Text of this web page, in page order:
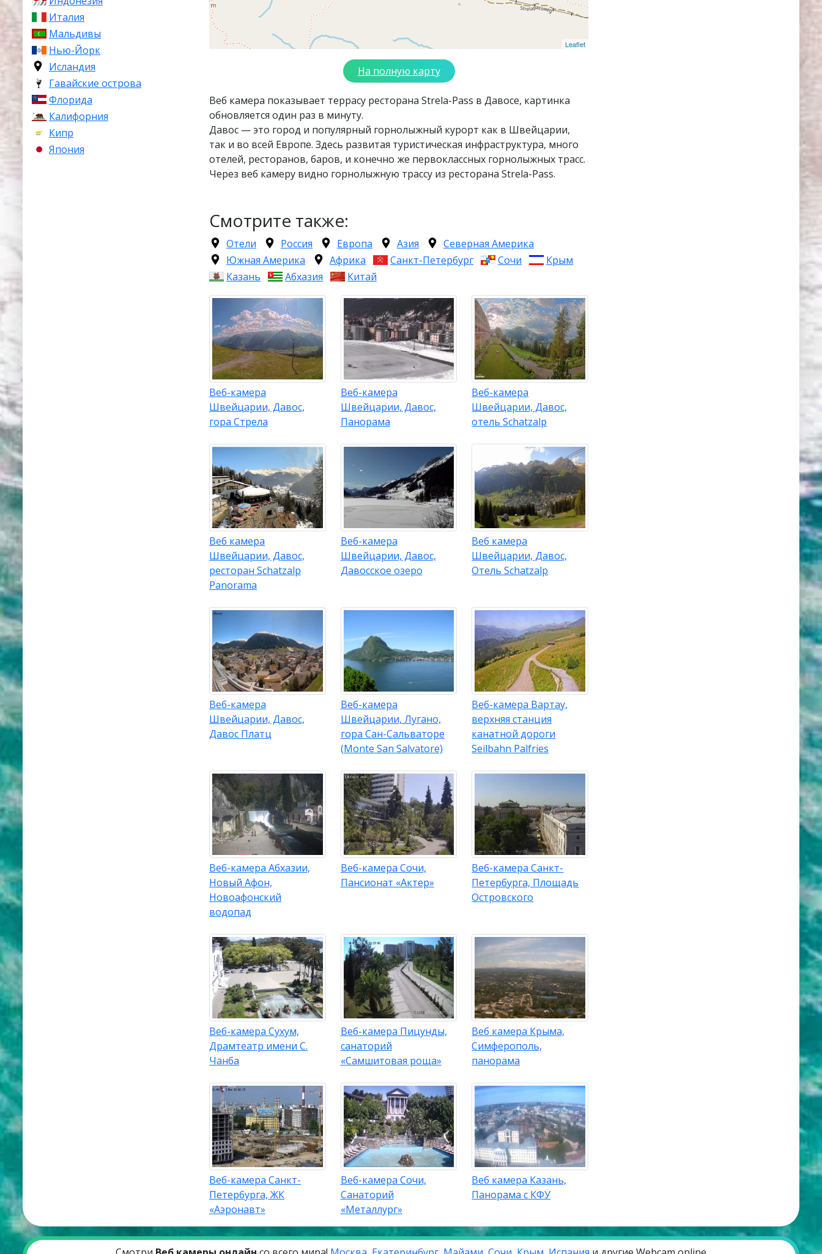
Италия
Мальдивы
Нью-Йорк
Исландия
Гавайские острова
Флорида
Калифорния
Кипр
Япония
Leaflet
На полную карту
Веб камера показывает террасу ресторана Strela-Pass в Давосе, картинка
обновляется один раз в минуту.
Давос — это город и популярный горнолыжный курорт как в Швейцарии,
так и во всей Европе. Здесь развитая туристическая инфраструктура, много
отелей, ресторанов, баров, и конечно же первоклассных горнолыжных трасс.
Через веб камеру видно горнолыжную трассу из ресторана Strela-Pass.
Смотрите также:
Отели Россия Европа Азия
Северная Америка
Южная Америка
Африка Санкт-Петербург Сочи
Крым
Казань
Абхазия Китай
Веб-камера
Швейцарии, Давос,
гора Стрела
Веб-камера
Швейцарии, Давос,
Панорама
Веб-камера
Швейцарии, Давос,
отель Schatzalp
Веб камера
Швейцарии, Давос,
ресторан Schatzalp
Panorama
Веб-камера
Швейцарии, Давос,
Давосское озеро
Веб камера
Швейцарии, Давос,
Отель Schatzalp
Веб-камера
Швейцарии, Давос,
Давос Платц
Веб-камера
Швейцарии, Лугано,
гора Сан-Сальваторе
(Monte San Salvatore)
Веб-камера Вартау,
верхняя станция
канатной дороги
Seilbahn Palfries
Веб-камера Абхазии,
Новый Афон,
Новоафонский
водопад
Веб-камера Сочи,
Пансионат «Актер»
Веб-камера Санкт-
Петербурга, Площадь
Островского
Веб-камера Сухум,
Драмтеатр имени С.
Чанба
Веб-камера Пицунды,
санаторий
«Самшитовая роща»
Веб камера Крыма,
Симферополь,
панорама
Веб-камера Санкт-
Петербурга, ЖК
«Аэронавт»
Веб-камера Сочи,
Санаторий
«Металлург»
Веб камера Казань,
Панорама с КФУ